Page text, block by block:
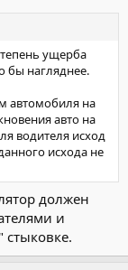
ущерба
бы нагляднее.
автомобиля на
авто на
водителя исход
исхода не
должен
и